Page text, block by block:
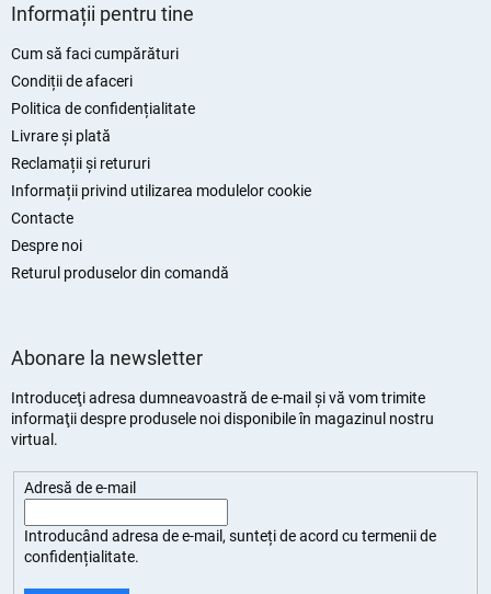
Informații pentru tine
Cum să faci cumpărături
Condiții de afaceri
Politica de confidențialitate
Livrare și plată
Reclamații și retururi
Informații privind utilizarea modulelor cookie
Contacte
Despre noi
Returul produselor din comandă
Abonare la newsletter
Introduceţi adresa dumneavoastră de e-mail şi vă vom trimite
informaţii despre produsele noi disponibile în magazinul nostru
virtual.
Adresă de e-mail
Introducând adresa de e-mail, sunteți deacord cu termenii de
confidențialitate.